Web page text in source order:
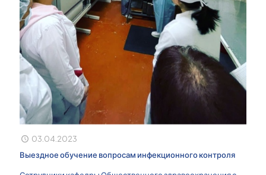
03.04.2023
Выездное обучение вопросам инфекционного контроля